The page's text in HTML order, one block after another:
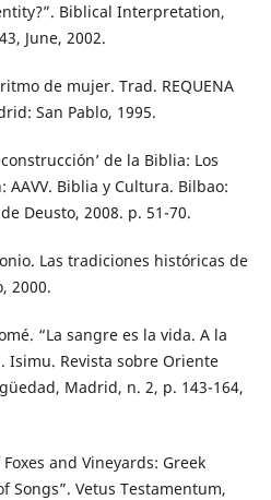
Biblical Interpretation,
June, 2002.
de mujer. Trad. REQUENA
San Pablo, 1995.
de la Biblia: Los
Biblia y Cultura. Bilbao:
Deusto, 2008. p. 51-70.
Las tradiciones históricas de
2000.
“La sangre es la vida. A la
Isimu. Revista sobre Oriente
Madrid, n. 2, p. 143-164,
Foxes and Vineyards: Greek
Songs”. Vetus Testamentum,